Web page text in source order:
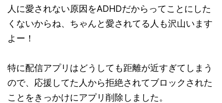
人に愛されない原因をADHDだからってことにした
くないからね、ちゃんと愛されてる人も沢山います
よー！
特に配信アプリはどうしても距離が近すぎてしまう
ので、応援してた人から拒絶されてブロックされた
ことをきっかけにアプリ削除しました。